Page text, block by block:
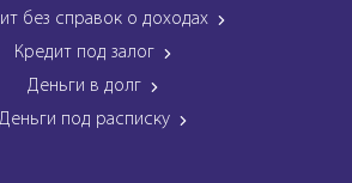
без справок о доходах
Кредит под залог
Деньги в долг
Деньги под расписку